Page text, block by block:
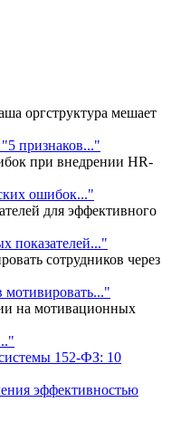
оргструктура мешает
признаков..."
при внедрении HR-
ошибок..."
для эффективного
показателей..."
сотрудников через
мотивировать..."
на мотивационных
152-ФЗ: 10
эффективностью